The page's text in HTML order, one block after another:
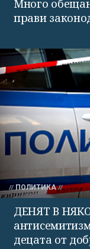
Много
прави
ПОЛИТИКА
ДЕНЯТ В
децата от